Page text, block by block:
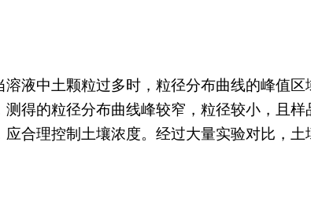
液中土颗粒过多时，粒径分布曲线的峰值
得的粒径分布曲线峰较窄，粒径较小，且
合理控制土壤浓度。经过大量实验对比，